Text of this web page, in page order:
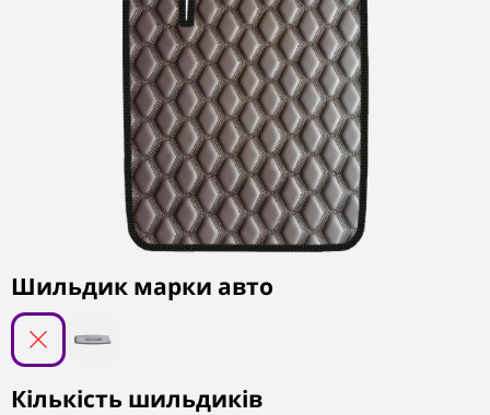
Шильдик марки авто
Кількість шильдиків